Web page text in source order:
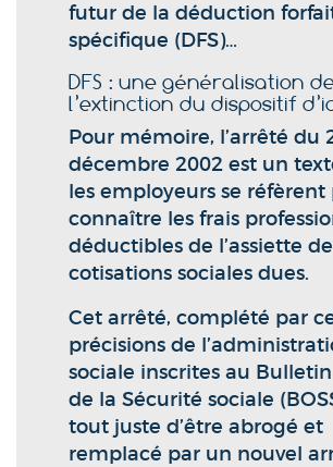
futur de la déduction
spécifique (DFS)…
DFS : une généralisation
l’extinction du dispositif
Pour mémoire, l’arrêté du
décembre 2002 est un
les employeurs se réfèrent
connaître les frais
déductibles de l’assiette
cotisations sociales dues.
Cet arrêté, complété par
précisions de
sociale inscrites au
de la Sécurité sociale
tout juste d’être abrogé et
remplacé par un nouvel